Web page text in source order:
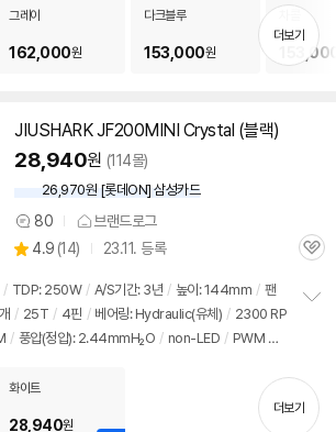
그레이
162,000원
다크블루
153,000원
더보기
JIUSHARK JF200MINI Crystal (블랙)
28,940원 (114몰)
26,970원 [롯데ON] 삼성카드
상
품
견
80 브랜드로그
별
점
4.9 (상
리
뷰
14) 23.11. 등록
관
/ TDP: 250W / A/S기간: 3년 / 높이: 144mm / 팬
/ 25T / 4핀 / 베어링: Hydraulic(유체) / 2300 RP
/ 풍압(정압): 2.44mmH₂O / non-LED / PWM 지
기
화이트
28,940원
더보기
세부정보 열기/접기